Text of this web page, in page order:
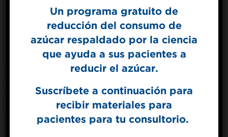
Un programa gratuito de
reducción del consumo de
azúcar respaldado por la ciencia
que ayuda a sus pacientes a
reducir el azúcar.
Suscríbete a continuación para
recibir materiales para
pacientes para tu consultorio.
The Sweet Dish
Get mouth-watering recipes from the
SIGN UP